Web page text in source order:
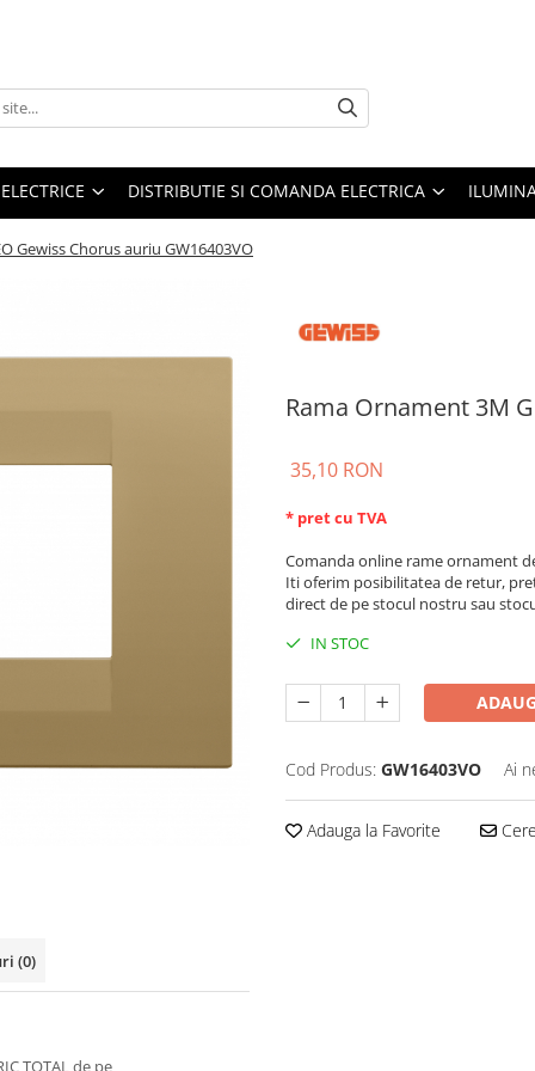
DISTRIBUTIE SI COMANDA ELECTRICA
Gewiss Chorus auriu GW16403VO
Rama Ornament 3M
35,10 RON
* pret cu TVA
Comanda online rame ornament
Iti oferim posibilitatea de retur,
direct de pe stocul nostru sau
IN STOC
Cod Produs: GW16403VO Ai
Adauga la Favorite
(0)
TOTAL de pe